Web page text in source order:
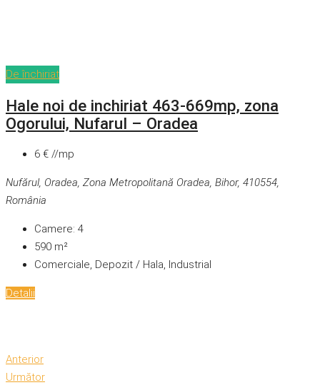
De închiriat
Hale noi de inchiriat 463-669mp, zona
Ogorului, Nufarul – Oradea
6 € //mp
Nufărul, Oradea, Zona Metropolitană Oradea, Bihor, 410554,
România
Camere: 4
590 m²
Comerciale, Depozit / Hala, Industrial
Detalii
Anterior
Următor